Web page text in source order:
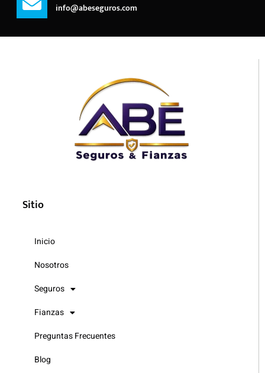
info@abeseguros.com
Sitio
Inicio
Nosotros
Seguros
Fianzas
Preguntas Frecuentes
Blog